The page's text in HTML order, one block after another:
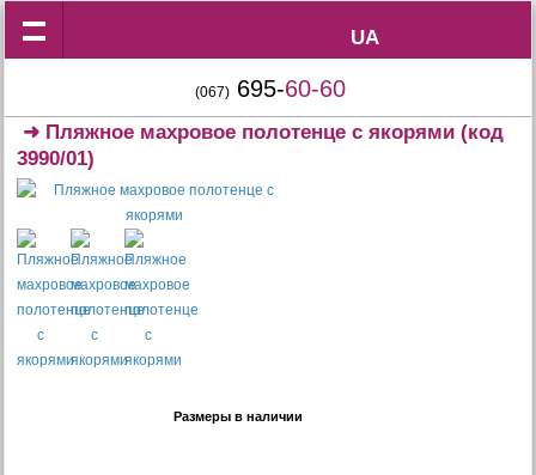
UA
UA
(067) 695-60-60
➜ Пляжное махровое полотенце с якорями(код
3990/01)
Размеры в наличии